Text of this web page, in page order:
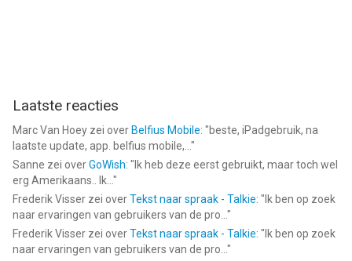
Laatste reacties
Marc Van Hoey zei over Belfius Mobile: "beste, iPadgebruik, na
laatste update, app. belfius mobile,... "
Sanne zei overGoWish: " Ik heb deze eerst gebruikt, maar toch wel
erg Amerikaans.. Ik... "
Frederik Visser zei overTekst naar spraak - Talkie: " Ik ben op zoek
naar ervaringen van gebruikers van de pro... "
Frederik Visser zei overTekst naar spraak - Talkie: " Ik ben op zoek
naar ervaringen van gebruikers van de pro... "